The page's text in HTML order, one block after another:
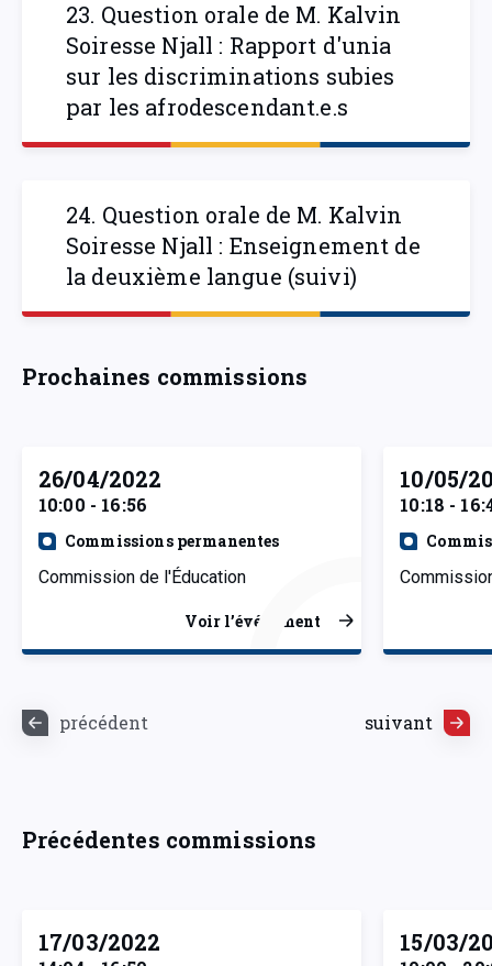
23. Question orale de M. Kalvin
Soiresse Njall : Rapport d'unia
sur les discriminations subies
par les afrodescendant.e.s
24. Question orale de M. Kalvin
Soiresse Njall : Enseignement de
la deuxième langue (suivi)
Prochaines commissions
26/04/2022
10:00 - 16:56
Commissions permanentes
Commission de l'Éducation
Voir l’événement
10/05/
10:18 -
précédent suivant
Précédentes commissions
17/03/2022 15/03/